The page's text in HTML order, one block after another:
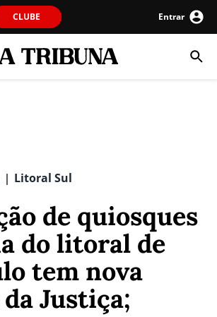
CLUBE Entrar
| Litoral Sul
de quiosques
do litoral de
tem nova
Justiça;